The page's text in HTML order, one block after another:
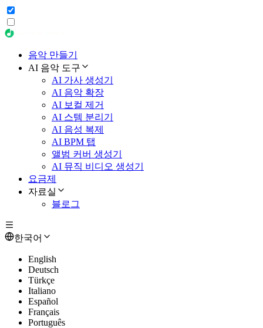
음악 만들기
AI 음악 도구
AI 가사 생성기
AI 음악 확장
AI 보컬 제거
AI 스템 분리기
AI 음성 복제
AI BPM 탭
앨범 커버 생성기
AI 뮤직 비디오 생성기
요금제
자료실
블로그
한국어
English
Deutsch
Türkçe
Italiano
Español
Français
Português